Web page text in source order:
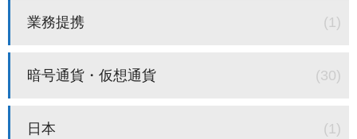
業務提携 (1)
暗号通貨・仮想通貨 (30)
日本 (1)